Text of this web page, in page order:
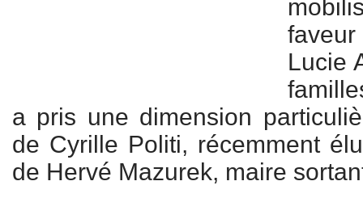
Lucie
a pris une dimension
de Cyrille Politi, récemment
de Hervé Mazurek, maire